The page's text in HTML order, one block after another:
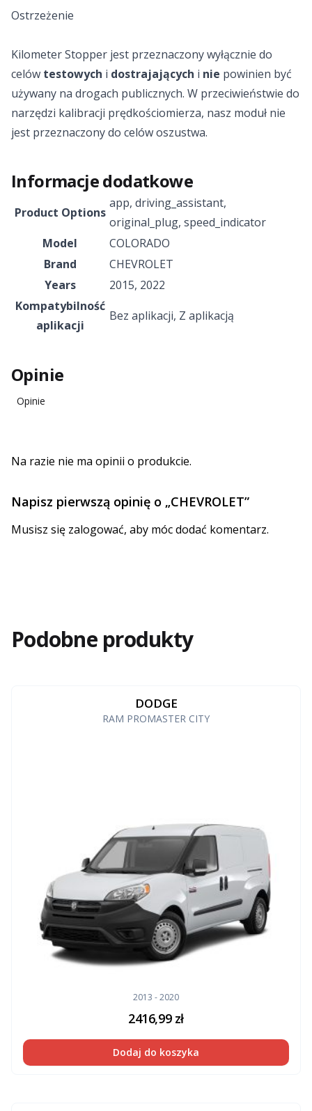
Ostrzeżenie
Kilometer Stopper jest przeznaczony wyłącznie do
celów testowych i dostrajających i nie powinien być
używany na drogach publicznych. W przeciwieństwie do
narzędzi kalibracji prędkościomierza, nasz moduł nie
jest przeznaczony do celów oszustwa.
Informacje dodatkowe
Product Options
app, driving_assistant,
original_plug, speed_indicator
Model
COLORADO
Brand
CHEVROLET
Years
2015, 2022
Kompatybilność
aplikacji
Bez aplikacji, Z aplikacją
Opinie
Opinie
Na razie nie ma opinii o produkcie.
Napisz pierwszą opinię o „CHEVROLET”
Musisz się zalogować, aby móc dodać komentarz.
Podobne produkty
DODGE
RAM PROMASTER CITY
2013 - 2020
2416,99 zł
Dodaj do koszyka